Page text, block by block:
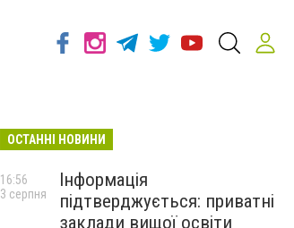
ОСТАННІ НОВИНИ
Інформація
підтверджується: приватні
заклади вищої освіти
16:56
3 серпня